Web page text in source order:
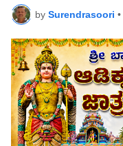
by Surendrasoori •